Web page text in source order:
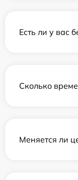
Есть ли у вас
Сколько
Меняется ли